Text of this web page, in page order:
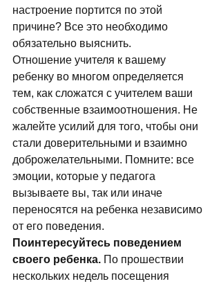
настроение портится по этой
причине? Все это необходимо
обязательно выяснить.
Отношение учителя к вашему
ребенку во многом определяется
тем, как сложатся с учителем ваши
собственные взаимоотношения. Не
жалейте усилий для того, чтобы они
стали доверительными и взаимно
доброжелательными. Помните: все
эмоции, которые у педагога
вызываете вы, так или иначе
переносятся на ребенка независимо
от его поведения.
Поинтересуйтесь поведением
своего ребенка. По прошествии
нескольких недель посещения